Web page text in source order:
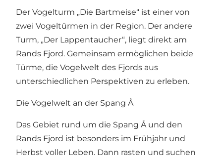
Der Vogelturm „Die Bartmeise“ ist einer von
zwei Vogeltürmen in der Region. Der andere
Turm, „Der Lappentaucher“, liegt direkt am
Rands Fjord. Gemeinsam ermöglichen beide
Türme, die Vogelwelt des Fjords aus
unterschiedlichen Perspektiven zu erleben.
Die Vogelwelt an der Spang Å
Das Gebiet rund um die Spang Åund den
Rands Fjord ist besonders im Frühjahr und
Herbst voller Leben. Dann rasten und suchen